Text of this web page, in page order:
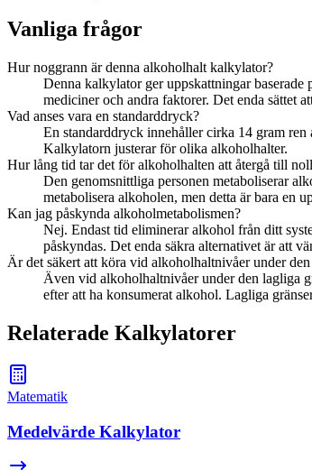
Vanliga frågor
Hur noggrann är denna alkoholhalt kalkylator?
Denna kalkylator ger uppskattningar
mediciner och andra faktorer. Det enda sättet
Vad anses vara en standarddryck?
En standarddryck innehåller cirka 14 gram
Kalkylatorn justerar för olika alkoholhalter.
Hur lång tid tar det för alkoholhalten att återgå till
Den genomsnittliga personen metaboliserar
metabolisera alkoholen, men detta är bara en
Kan jag påskynda alkoholmetabolismen?
Nej. Endast tid eliminerar alkohol från ditt
påskyndas. Det enda säkra alternativet är att
Är det säkert att köra vid alkoholhaltnivåer under
Även vid alkoholhaltnivåer under den lagliga
efter att ha konsumerat alkohol. Lagliga
Relaterade Kalkylatorer
Matematik
Medelvärde Kalkylator